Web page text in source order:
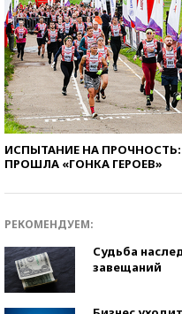
ИСПЫТАНИЕ НА
ПРОШЛА «ГОНКА ГЕРОЕВ»
РЕКОМЕНДУЕМ:
Судьба
завещаний